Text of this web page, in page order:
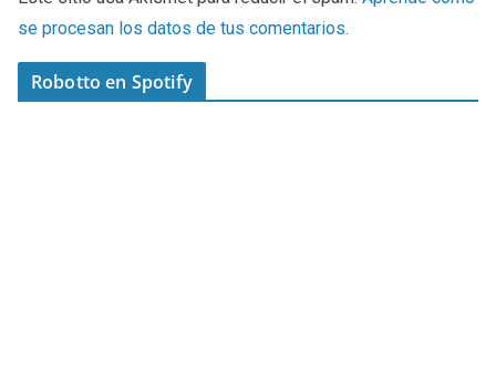
se procesan los datos de tus comentarios.
Robotto en Spotify